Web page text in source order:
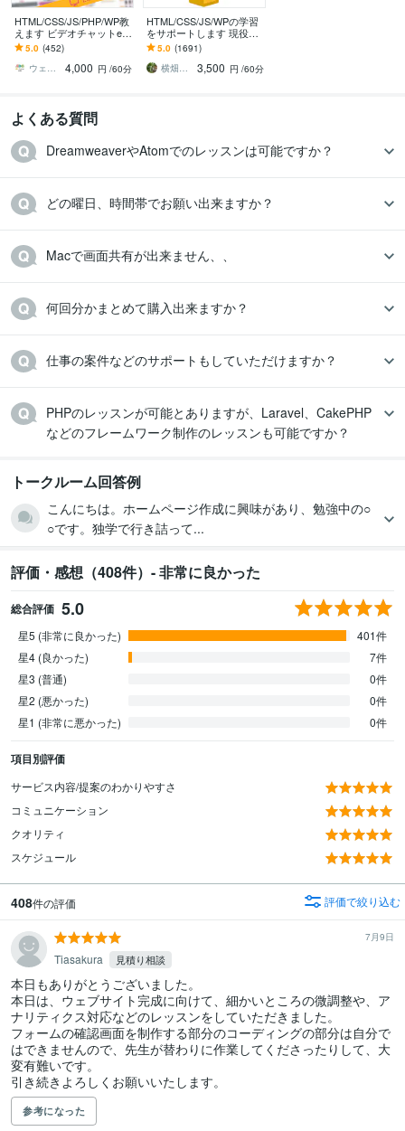
HTML/CSS/JS/PHP/WP教
えます ビデオチャットeラ
ーニング！現役エンジニ
アが丁寧サポート！
5.0 (452)
ウェブエンジニアABC
4,000 円 /60分
HTML/CSS/JS/WPの学習
をサポートします 現役We
bデザイナーが丁寧にサポ
ート！
5.0 (1691)
横畑優樹＠横畑デザイン事務所
3,500 円 /60分
よくある質問
DreamweaverやAtomでのレッスンは可能ですか？
どの曜日、時間帯でお願い出来ますか？
Macで画面共有が出来ません、、
何回分かまとめて購入出来ますか？
仕事の案件などのサポートもしていただけますか？
PHPのレッスンが可能とありますが、Laravel、CakePHP
などのフレームワーク制作のレッスンも可能ですか？
トークルーム回答例
こんにちは。ホームページ作成に興味があり、勉強中の○
○です。独学で行き詰って...
評価・感想（408件）- 非常に良かった
総合評価 5.0
星5 (非常に良かった)
401件
星4 (良かった)
7件
星3 (普通)
0件
星2 (悪かった)
0件
星1 (非常に悪かった)
0件
項目別評価
サービス内容/提案のわかりやすさ
コミュニケーション
クオリティ
スケジュール
408件の評価 評価で絞り込む
7月9日
Tiasakura 見積り相談
本日もありがとうございました。
本日は、ウェブサイト完成に向けて、細かいところの微調整や、ア
ナリティクス対応などのレッスンをしていただきました。
フォームの確認画面を制作する部分のコーディングの部分は自分で
はできませんので、先生が替わりに作業してくださったりして、大
変有難いです。
引き続きよろしくお願いいたします。
参考になった